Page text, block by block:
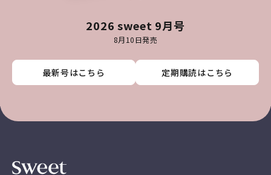
2026 sweet 9月号
8月10日発売
最新号はこちら 定期購読はこちら
最新号はこちら 定期購読はこちら
最新号はこちら 定期購読はこちら
最新号はこちら 定期購読はこちら